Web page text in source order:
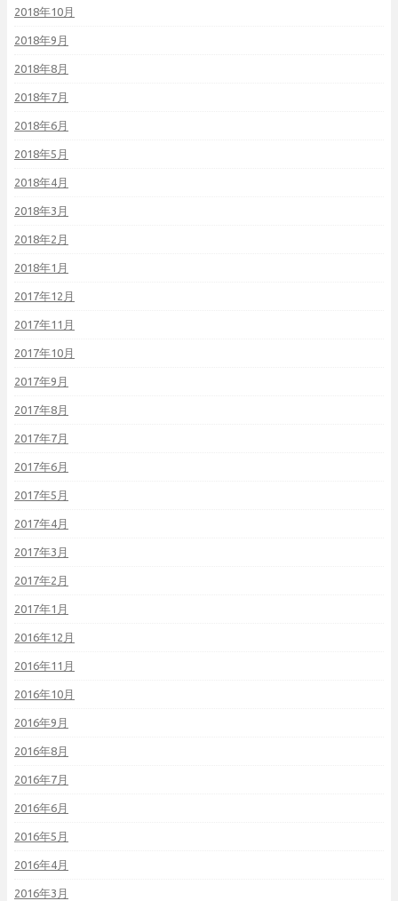
2018年10月
2018年9月
2018年8月
2018年7月
2018年6月
2018年5月
2018年4月
2018年3月
2018年2月
2018年1月
2017年12月
2017年11月
2017年10月
2017年9月
2017年8月
2017年7月
2017年6月
2017年5月
2017年4月
2017年3月
2017年2月
2017年1月
2016年12月
2016年11月
2016年10月
2016年9月
2016年8月
2016年7月
2016年6月
2016年5月
2016年4月
2016年3月